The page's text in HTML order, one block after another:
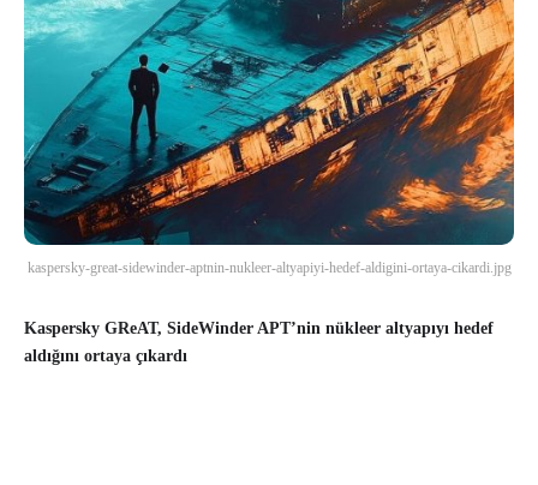
kaspersky-great-sidewinder-aptnin-nukleer-altyapiyi-hedef-aldigini-ortaya-cikardi.jpg
Kaspersky GReAT, SideWinder APT’nin nükleer altyapıyı hedef
aldığını ortaya çıkardı